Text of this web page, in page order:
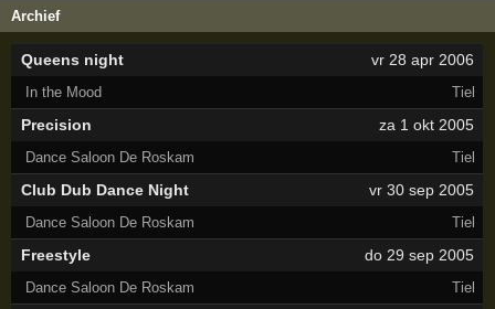
Archief
Queens night vr 28 apr 2006
In the Mood Tiel
Precision za 1 okt 2005
Dance Saloon De Roskam Tiel
Club Dub Dance Night vr 30 sep 2005
Dance Saloon De Roskam Tiel
Freestyle do 29 sep 2005
Dance Saloon De Roskam Tiel